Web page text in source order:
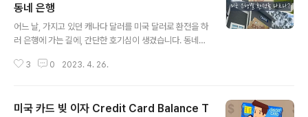
전에 한 번 워닝(경고)을 받은 적은 있었지만, 그때까지만
해도 '설마 견인까지 하겠어?'라는 생각이었답니다. 하지만
현실은 달랐습니다. 토잉 비용? 예상보다 훨씬 비싸다!급
히 견인 업체에 전화를 걸었더니, 돌아온 대답은 충격적이
었습니다.🚗 견인 비용: $295.00🚗 보관 비용(1일): $9
동네 은행
어느 날, 가지고 있던 캐나다 달러를 미국 달러로 환전을 하
러 은행에 가는 길에, 간단한 호기심이 생겼습니다. 동네의
다. 재미 삼아 시작했지만, 정말 차이가 나는 것을 발견하면
싶었는데, 돈이 많지 않아서 ㅠ.ㅠ 시도해 볼 수는 없었습니
3 0 2023. 4. 26.
미국 카드 빚 이자 Credit Card Balance T